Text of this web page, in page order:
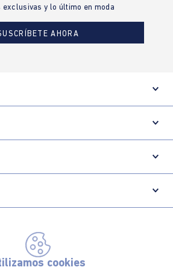
cookies
y lo último en moda
AHORA